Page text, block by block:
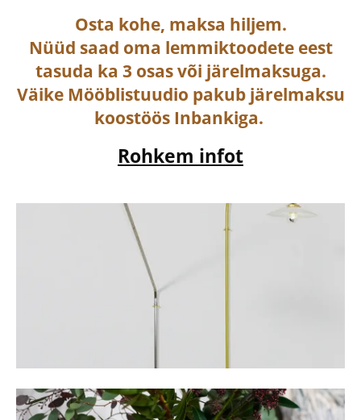
Osta kohe, maksa hiljem.
Nüüd saad oma lemmiktoodete eest
tasuda ka 3 osas või järelmaksuga.
Väike Mööblistuudio pakub järelmaksu
koostöös Inbankiga.
Rohkem infot